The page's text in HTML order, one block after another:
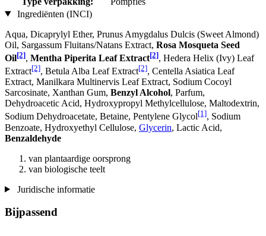
Ingrediënten (INCI)
Aqua, Dicaprylyl Ether, Prunus Amygdalus Dulcis (Sweet Almond)
Oil, Sargassum Fluitans/Natans Extract, Rosa Mosqueta Seed
Oil[2], Mentha Piperita Leaf Extract[2], Hedera Helix (Ivy) Leaf
Extract[2], Betula Alba Leaf Extract[2], Centella Asiatica Leaf
Extract, Manilkara Multinervis Leaf Extract, Sodium Cocoyl
Sarcosinate, Xanthan Gum, Benzyl Alcohol, Parfum,
Dehydroacetic Acid, Hydroxypropyl Methylcellulose, Maltodextrin,
Sodium Dehydroacetate, Betaine, Pentylene Glycol[1], Sodium
Benzoate, Hydroxyethyl Cellulose, Glycerin, Lactic Acid,
Benzaldehyde
van plantaardige oorsprong
van biologische teelt
Juridische informatie
Bijpassend